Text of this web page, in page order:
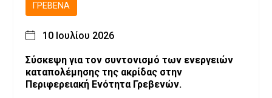
ΓΡΕΒΕΝΆ
10 Ιουλίου 2026
Σύσκεψη για τον συντονισμό των ενεργειών
καταπολέμησης της ακρίδας στην
Περιφερειακή Ενότητα Γρεβενών.